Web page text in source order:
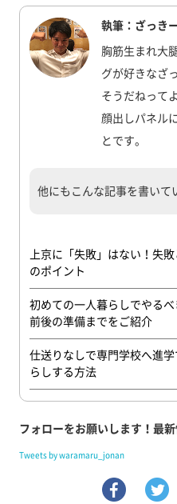
執筆：ざっき
胸筋生まれ大
グが好きなざ
そうだねって
顔出しパネル
とです。
他にもこんな記事を書いて
上京に「失敗」はない！失
のポイント
初めての一人暮らしでやる
前後の準備までをご紹介
仕送りなしで専門学校へ進
らしする方法
フォローをお願いします！最
Tweets by waramaru_jonan